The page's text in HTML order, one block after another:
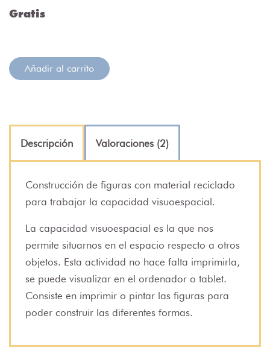
Gratis
Añadir al carrito
Descripción Valoraciones (2)
Construcción de figuras con material reciclado
para trabajar la capacidad visuoespacial.
La capacidad visuoespacial es la que nos
permite situarnos en el espacio respecto a otros
objetos. Esta actividad no hace falta imprimirla,
se puede visualizar en el ordenador o tablet.
Consiste en imprimir o pintar las figuras para
poder construir las diferentes formas.